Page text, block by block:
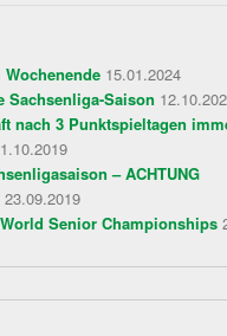
15.01.2024
Sachsenliga-Saison
nach 3 Punktspieltagen
– ACHTUNG
23.09.2019
Senior Championships